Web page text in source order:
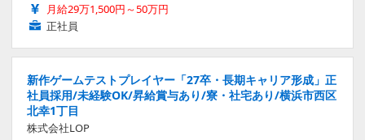
月給29万1,500円～50万円
正社員
新作ゲームテストプレイヤー「27卒・長期キャリア形成」正
社員採用/未経験OK/昇給賞与あり/寮・社宅あり/横浜市西区
北幸1丁目
株式会社LOP